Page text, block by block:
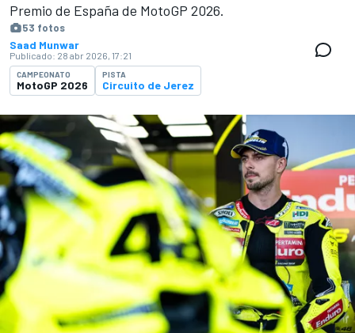
Premio de España de MotoGP 2026.
53 fotos
Saad Munwar
Publicado: 28 abr 2026, 17:21
CAMPEONATO
MotoGP 2026
PISTA
Circuito de Jerez